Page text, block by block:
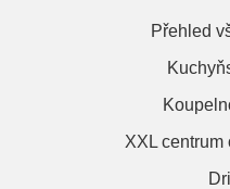
Přehled
XXL